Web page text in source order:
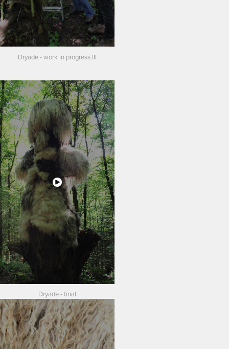
Dryade - work in progress III
Dryade - final